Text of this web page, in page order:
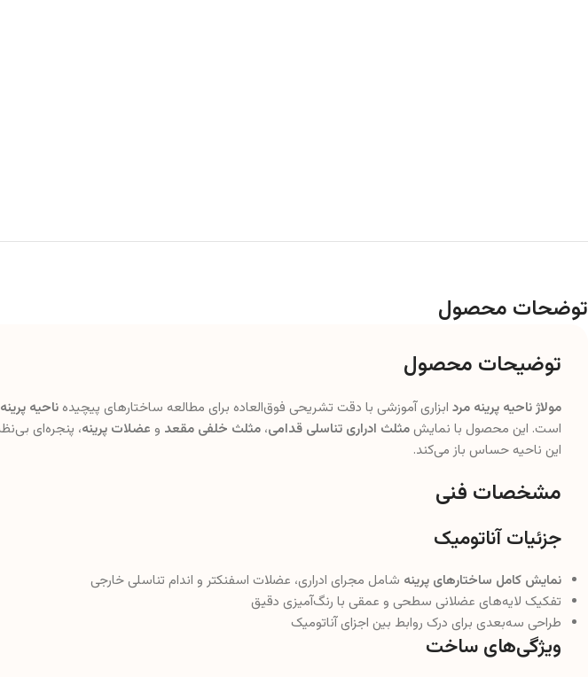
توضحات محصول
توضیحات محصول
مولاژ ناحیه پرینه مرد ابزاری آموزشی با دقت تشریحی فوق‌العاده برای مطالعه ساختارهای پیچیدهناحیه
است. این محصول با نمایشمثلث ادراری تناسلی قدامی، مثلث خلفی مقعد و عضلات پرینه، پنجره‌ای
این ناحیه حساس باز می‌کند.
مشخصات فنی
جزئیات آناتومیک
نمایش کامل ساختارهای پرینه شامل مجرای ادراری، عضلات اسفنکتر و اندام تناسلی خارجی
تفکیک لایه‌های عضلانی سطحی و عمقی با رنگ‌آمیزی دقیق
طراحی سه‌بعدی برای درک روابط بین اجزای آناتومیک
ویژگی‌های ساخت